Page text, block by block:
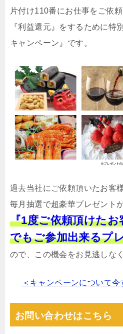
片付け110番にお仕事をご依
『利益還元』をするために特
キャンペーン』です。
過去当社にご依頼頂いたお客
毎月抽選で超豪華プレゼント
『1度ご依頼頂けたお
でもご参加出来るプ
ので、この機会をお見逃しなく
＜キャンペーンについて
お問い合わせはこちら